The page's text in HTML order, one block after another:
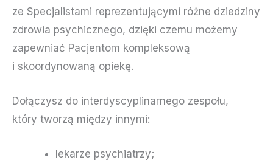
ze Specjalistami reprezentującymi różne dziedziny
zdrowia psychicznego, dzięki czemu możemy
zapewniać Pacjentom kompleksową
i skoordynowaną opiekę.
Dołączysz do interdyscyplinarnego zespołu,
który tworzą między innymi:
lekarze psychiatrzy;